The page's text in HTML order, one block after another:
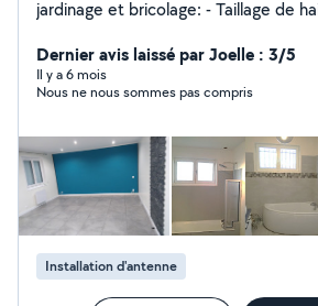
jardinage et bricolage: - Taillage de haie -
de meubles, etc...) - Entretien de jardin Je suis
de tout le matériel nécessaire.
et me déplace pour effectuer un devis gratuit
Dernier avis laissé par Joelle : 3/5
Il y a 6 mois
Nous ne nous sommes pas compris
Installation d'antenne